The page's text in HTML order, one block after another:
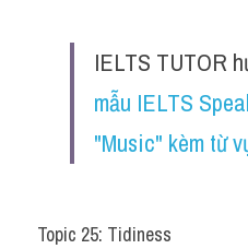
IELTS TUTOR
mẫu IELTS
"Music" kèm từ
Topic 25: Tidiness